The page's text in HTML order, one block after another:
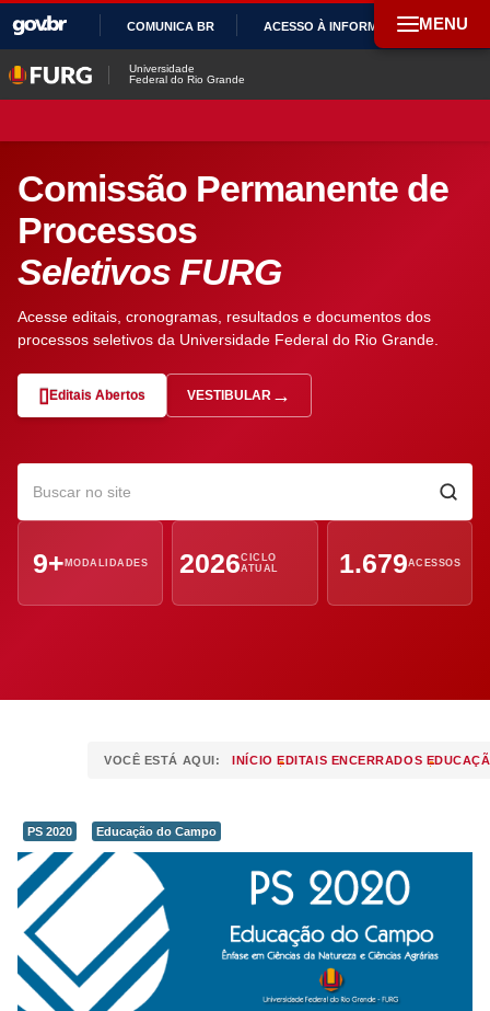
CONTEÚDO
COMUNICA BR ACESSO À INFORMAÇÃO
Universidade
Federal do Rio Grande
Comissão Permanente de
Processos
Seletivos FURG
Acesse editais, cronogramas, resultados e documentos dos
processos seletivos da Universidade Federal do Rio Grande.
Editais Abertos VESTIBULAR
— ABRE EM NOVA ABA
Pesquisar no site
9+ MODALIDADES 2026CICLO
ATUAL
1.679ACESSOS
VOCÊ ESTÁ AQUI: INÍCIO EDITAIS ENCERRADOS
PS 2020 Educação do Campo
MENU